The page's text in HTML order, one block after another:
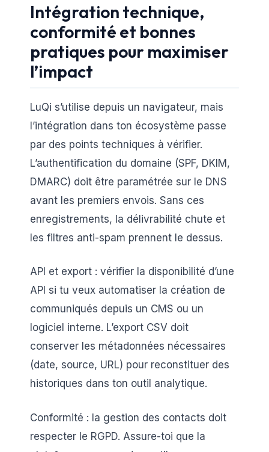
Intégration technique,
conformité et bonnes
pratiques pour maximiser
l’impact
LuQi s’utilise depuis un navigateur, mais
l’intégration dans ton écosystème passe
par des points techniques à vérifier.
L’authentification du domaine (SPF, DKIM,
DMARC) doit être paramétrée sur le DNS
avant les premiers envois. Sans ces
enregistrements, la délivrabilité chute et
les filtres anti-spam prennent le dessus.
API et export : vérifier la disponibilité d’une
API si tu veux automatiser la création de
communiqués depuis un CMS ou un
logiciel interne. L’export CSV doit
conserver les métadonnées nécessaires
(date, source, URL) pour reconstituer des
historiques dans ton outil analytique.
Conformité : la gestion des contacts doit
respecter le RGPD. Assure-toi que la